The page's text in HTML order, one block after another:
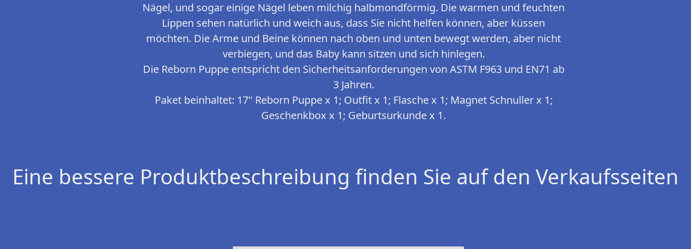
Nägel, und sogar einige Nägel leben milchig halbmondförmig. Die warmen und feuchten
Lippen sehen natürlich und weich aus, dass Sie nicht helfen können, aber küssen
möchten. Die Arme und Beine können nach oben und unten bewegt werden, aber nicht
verbiegen, und das Baby kann sitzen und sich hinlegen.
Die Reborn Puppe entspricht den Sicherheitsanforderungen von ASTM F963 und EN71 ab
3 Jahren.
Paket beinhaltet: 17" Reborn Puppe x 1; Outfit x 1; Flasche x 1; Magnet Schnuller x 1;
Geschenkbox x 1; Geburtsurkunde x 1.
Eine bessere Produktbeschreibung finden Sie auf den Verkaufsseiten